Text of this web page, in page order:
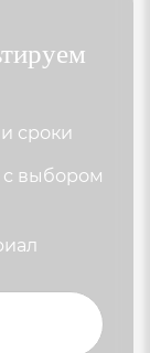
сроки
с выбором